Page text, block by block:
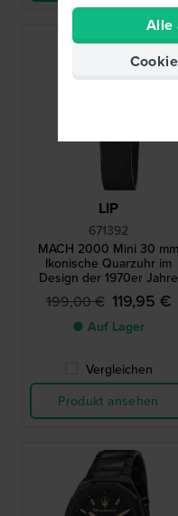
LIP
671392
MACH 2000 Mini 30 mm
Ikonische Quarzuhr im
Design der 1970er Jahre
mit asymmetrischem
Gehäuse
199,00 € 119,95 €
● Auf Lager
Vergleichen
Produkt ansehen
-
Alle